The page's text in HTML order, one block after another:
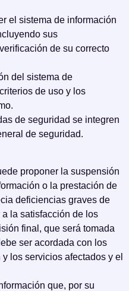
el sistema de información
sus
de su correcto
del sistema de
de uso y los
de seguridad se integren
de seguridad.
proponer la suspensión
o la prestación de
deficiencias graves de
la satisfacción de los
final, que será tomada
ser acordada con los
los servicios afectados y el
que, por su